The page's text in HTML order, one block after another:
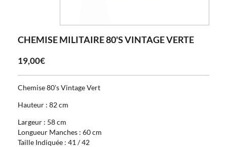
CHEMISE MILITAIRE 80'S VINTAGE VERTE
19,00€
Chemise 80's Vintage Vert
Hauteur : 82 cm
Largeur : 58 cm
Longueur Manches : 60 cm
Taille Indiquée : 41 / 42